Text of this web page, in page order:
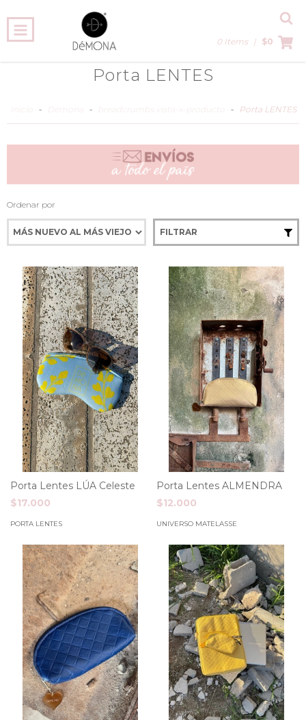
0 Items | $0
Porta LENTES
- - - Porta LENTES
Ordenar por
FILTRAR
Porta Lentes LÚA Celeste
$17.000
PORTA LENTES
Porta Lentes ALMENDRA
$12.000
UNIVERSO MATELASSE